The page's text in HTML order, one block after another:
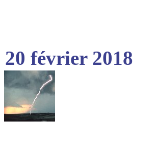
20 février 2018